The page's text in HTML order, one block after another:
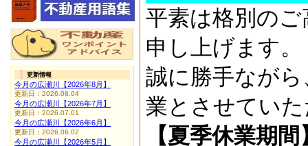
平素は格別の
申し上げます。
誠に勝手なが
業とさせてい
【夏季休業期間
更新情報
今月の広瀬川【2026年8月】
更新日：2026.08.04
今月の広瀬川【2026年7月】
更新日：2026.07.01
今月の広瀬川【2026年6月】
更新日：2026.06.02
今月の広瀬川【2026年5月】